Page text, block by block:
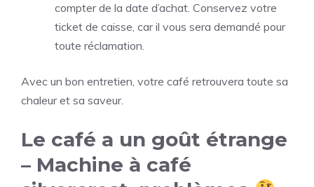
compter de la date d’achat. Conservez votre
ticket de caisse, car il vous sera demandé pour
toute réclamation.
Avec un bon entretien, votre café retrouvera toute sa
chaleur et sa saveur.
Le café a un goût étrange
– Machine à café